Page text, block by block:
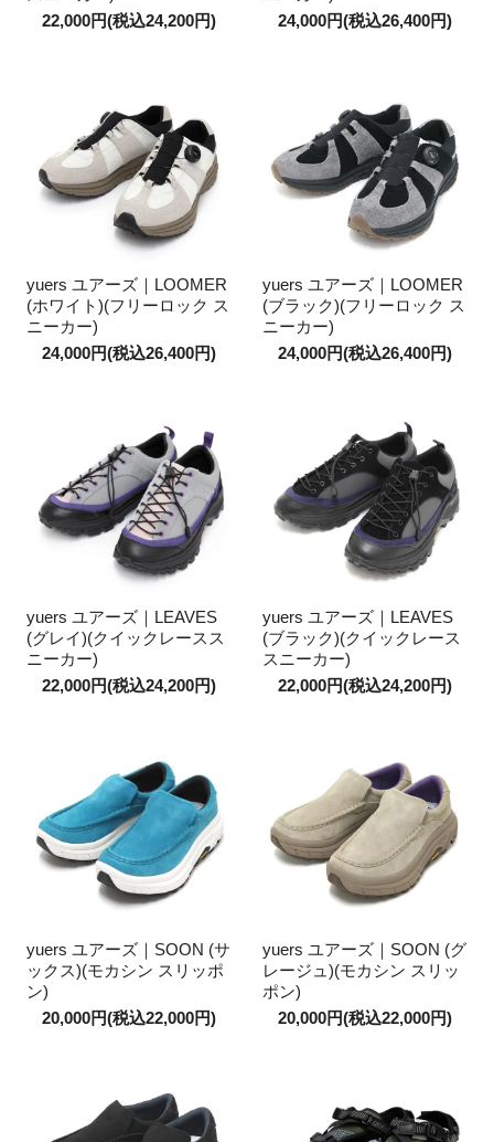
22,000円(税込24,200円)
24,000円(税込26,400円)
yuers ユアーズ｜LOOMER
(ホワイト)(フリーロック ス
ニーカー)
24,000円(税込26,400円)
yuers ユアーズ｜LOOMER
(ブラック)(フリーロック ス
ニーカー)
24,000円(税込26,400円)
yuers ユアーズ｜LEAVES
(グレイ)(クイックレースス
ニーカー)
22,000円(税込24,200円)
yuers ユアーズ｜LEAVES
(ブラック)(クイックレース
スニーカー)
22,000円(税込24,200円)
yuers ユアーズ｜SOON (サ
ックス)(モカシン スリッポ
ン)
20,000円(税込22,000円)
yuers ユアーズ｜SOON (グ
レージュ)(モカシン スリッ
ポン)
20,000円(税込22,000円)